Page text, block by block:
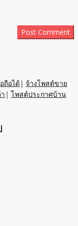
ถือได้| จ้างโพสต์ขาย
| โพสต์ประกาศบ้าน